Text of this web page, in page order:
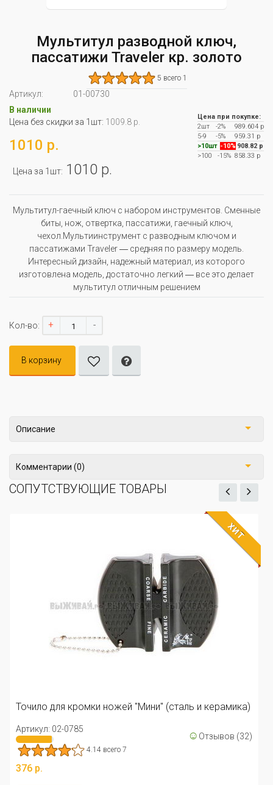
Мультитул разводной ключ,
пассатижи Traveler кр. золото
5 всего 1
Артикул:
01-00730
В наличии
Цена без скидки за 1шт: 1009.8 р.
1010 р.
Цена за 1шт: 1010 р.
Цена при покупке:
2шт
-2%
989.604 р
5-9
-5%
959.31 р
>10шт -10% 908.82 р
>100
-15% 858.33 р
Мультитул-гаечный ключ с набором инструментов. Сменные
биты, нож, отвертка, пассатижи, гаечный ключ,
чехол.Мультиинструмент с разводным ключом и
пассатижами Traveler ― средняя по размеру модель.
Интересный дизайн, надежный материал, из которого
изготовлена модель, достаточно легкий ― все это делает
мультитул отличным решением
Кол-во: + -
В корзину
Описание
Комментарии (0)
СОПУТСТВУЮЩИЕ ТОВАРЫ
(сталь и керамика)
☺
Точило Bear Grylls Field
806 р.
Уведомить меня